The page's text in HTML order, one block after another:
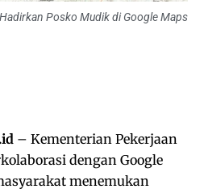
Posko Mudik di Google Maps
– Kementerian Pekerjaan
dengan Google
menemukan